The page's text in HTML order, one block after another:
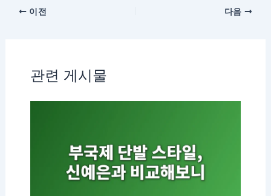
이전 다음
관련 게시물